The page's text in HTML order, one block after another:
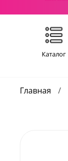
Каталог
Главная